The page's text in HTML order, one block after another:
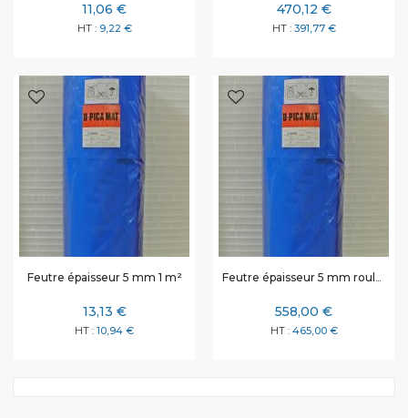
11,06 €
9,22 €
470,12 €
391,77 €
Feutre épaisseur 5 mm 1 m²
13,13 €
10,94 €
Feutre épaisseur 5 mm rouleau de 50 m² rouleau complet
558,00 €
465,00 €